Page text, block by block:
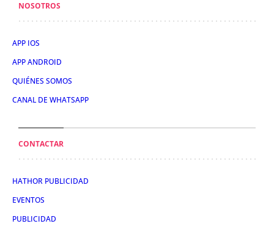
NOSOTROS
APP IOS
APP ANDROID
QUIÉNES SOMOS
CANAL DE WHATSAPP
CONTACTAR
HATHOR PUBLICIDAD
EVENTOS
PUBLICIDAD